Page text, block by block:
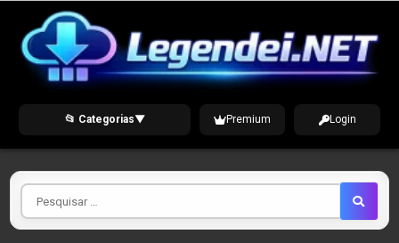
content
📂 Categorias▼ Premium Login
Pesquisar
por